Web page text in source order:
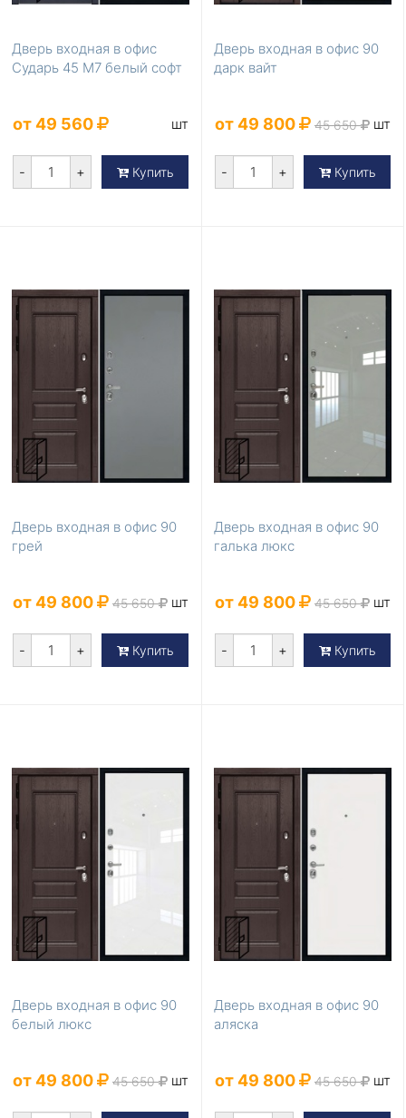
Дверь входная в офис
Сударь 45 М7 белый софт
от 49 560 шт
- + Купить
Дверь входная в офис 90
дарк вайт
от 49 800 45 650 шт
- + Купить
Дверь входная в офис 90
грей
от 49 800 45 650 шт
- + Купить
Дверь входная в офис 90
галька люкс
от 49 800 45 650 шт
- + Купить
Дверь входная в офис 90
белый люкс
от 49 800 45 650 шт
Дверь входная в офис 90
аляска
от 49 800 45 650 шт